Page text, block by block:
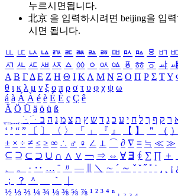
누르시면됩니다.
北京 을 입력하시려면 beijing을 입
시면 됩니다.
ㅥ ㅦ ㅧ ㅨ ㅩ ㅪ ㅫ ㅬ ㅭ ㅮ ㅯ ㅰ ㅱ ㅲ
ㅺ ㅻ ㅼ ㅽ ㅾ ㅿ ㆀ ㆁ ㆂ ㆃ ㆄ ㆅ ㆆ ㆇ ㆈ
Α Β ΓΔ Ε Ζ Η Θ Ι ΚΛ Μ Ν Ξ Ο Π Ρ Σ ΤΥ
θ ι κ λ μ ν ξ ο π ρ σ τ υ φ χ ψ ω
á à Á À é è É È ç Ç ê
Ä Ö Ü ä ö ü ß
ִֶֹ ֻּ ׁׂ ר ק ף ך ל ח י ע כ ג ד ש ץ ת צ מ נ ה ב
‘ ’ “ ” 〔 〕 〈 〉 「 」 『 』 【 】 ＂ （ ）
± × ÷ ≠ ≤ ≥ ∞ ∴ ♂ ♀ ∠ ⊥ ⌒ ∂ ∇ ≡ ≒ ≪ ≫
⊆ ⊇ ⊂ ⊃ ∪ ∩ ∧ ∨ ￢ ⇒ ⇔ ∀ ∃ ∮ ∑ ∏ ＋
、
。 · ‥ … ¨ 〃 ― ＼ ∼ ´ ～ ˇ ˘ ˝ ˚ ˙ ¸ ¡ ¿
；
？ ＾ ｀
½ ⅓ ⅔ ¼ ¾ ⅛ ⅜ ⅝ ⅞ ¹ ² ³ ⁴ ⁿ ₁ ₂ ₃ ₄